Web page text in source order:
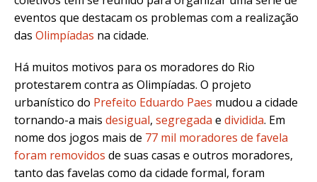
eventos que destacam os problemas com a realização
das Olimpíadas na cidade.
Há muitos motivos para os moradores do Rio
protestarem contra as Olimpíadas. O projeto
urbanístico do Prefeito Eduardo Paes mudou a cidade
tornando-a mais desigual, segregada e dividida. Em
nome dos jogos mais de 77 mil moradores de favela
foram removidos de suas casas e outros moradores,
tanto das favelas como da cidade formal, foram